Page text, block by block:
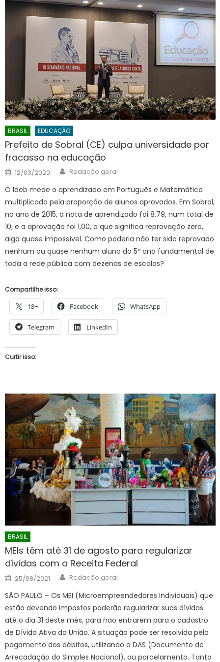
BRASIL EDUCAÇÃO
Prefeito de Sobral (CE) culpa universidade por
fracasso na educação
Posted
on
12/03/2020 Author
Redação geral
O Ideb mede o aprendizado em Português e Matemática
multiplicado pela proporção de alunos aprovados. Em Sobral,
no ano de 2015, a nota de aprendizado foi 8,79, num total de
10, e a aprovação foi 1,00, o que significa reprovação zero,
algo quase impossível. Como poderia não ter sido reprovado
nenhum ou quase nenhum aluno do 5º ano fundamental de
toda a rede pública com dezenas de escolas?
Compartilhe isso:
18+ Facebook WhatsApp
Telegram LinkedIn
Curtir isso:
BRASIL
MEIs têm até 31 de agosto para regularizar
dívidas com a Receita Federal
Posted
on
25/08/2021 Author
Redação geral
SÃO PAULO – Os MEI (Microempreendedores Individuais) que
estão devendo impostos poderão regularizar suas dívidas
até o dia 31 deste mês, para não entrarem para o cadastro
de Dívida Ativa da União. A situação pode ser resolvida pelo
pagamento dos débitos, utilizando o DAS (Documento de
Arrecadação do Simples Nacional), ou parcelamento. Tanto